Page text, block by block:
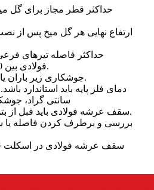
حداکثر فاصله تیرهای
فولادی بین 1.80 تا 4 متر است.
جوشکاری زیر باران یا برف مجاز نیست.
سانتی گراد،
سقف عرشه فولادی باید قبل از بتن ریزی تمیز باشد.
بررسی و برطرف کردن فاصله یا
سقف عرشه فولادی در اسکلت